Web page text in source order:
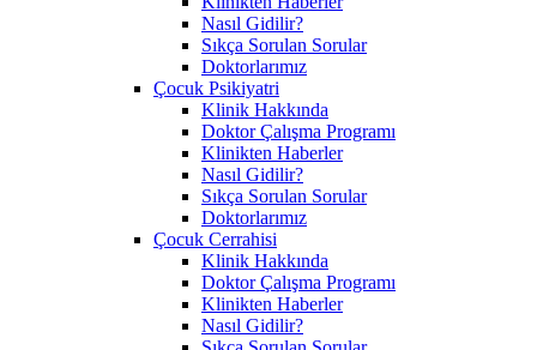
Nasıl Gidilir?
Sıkça Sorulan Sorular
Doktorlarımız
Çocuk Psikiyatri
Klinik Hakkında
Doktor Çalışma Programı
Klinikten Haberler
Nasıl Gidilir?
Sıkça Sorulan Sorular
Doktorlarımız
Çocuk Cerrahisi
Klinik Hakkında
Doktor Çalışma Programı
Klinikten Haberler
Nasıl Gidilir?